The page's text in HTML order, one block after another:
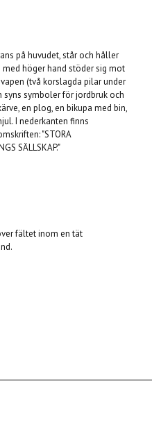
på huvudet, står och håller
höger hand stöder sig mot
(två korslagda pilar under
syns symboler för jordbruk och
en plog, en bikupa med bin,
I nederkanten finns
"STORA
SÄLLSKAP."
fältet inom en tät